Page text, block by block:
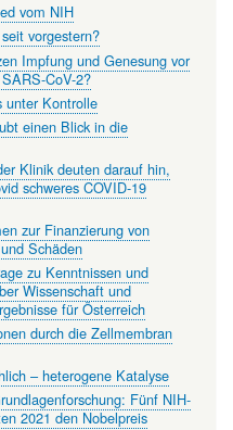
vom NIH
vorgestern?
Impfung und Genesung vor
CoV-2?
unter Kontrolle
einen Blick in die
Klinik deuten darauf hin,
schweres COVID-19
zur Finanzierung von
Schäden
zu Kenntnissen und
Wissenschaft und
für Österreich
durch die Zellmembran
– heterogene Katalyse
Fünf NIH-
2021 den Nobelpreis